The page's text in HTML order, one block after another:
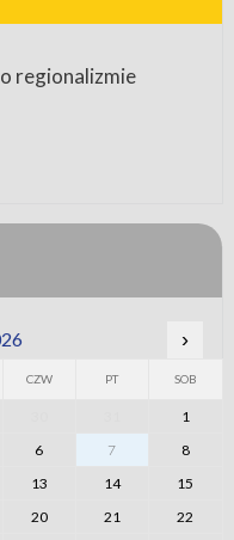
regionalizmie
›
CZW PT SOB
1
6 7
8
13 14
15
20 21
22